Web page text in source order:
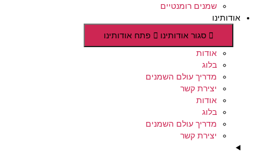
שמנים רומנטיים
אודותינו
סגור אודותינו
פתח אודותינו
אודות
בלוג
מדריך עולם השמנים
יצירת קשר
אודות
בלוג
מדריך עולם השמנים
יצירת קשר